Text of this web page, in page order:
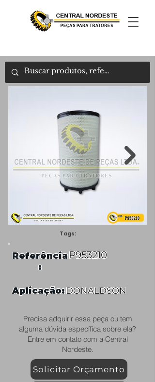
Tags:
Referência
:
P953210
Aplicação:DONALDSON
Precisa adquirir essa peça ou tem
alguma dúvida específica sobre ela?
Entre em contato com a Central
Nordeste.
Solicitar Orçamento